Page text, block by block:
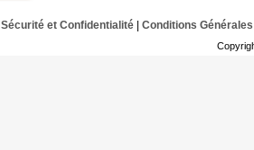
Sécurité et Confidentialité| Conditions Générales